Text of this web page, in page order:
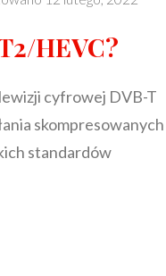
HEVC?
cyfrowej DVB-T
skompresowanych
standardów